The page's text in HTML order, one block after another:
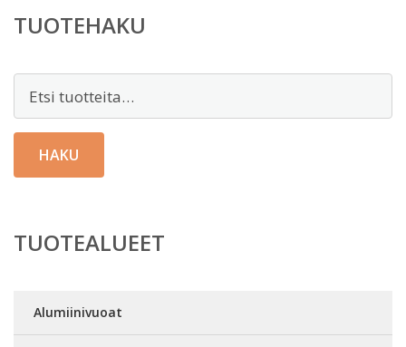
TUOTEHAKU
HAKU
TUOTEALUEET
Alumiinivuoat